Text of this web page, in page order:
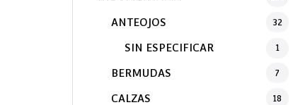
ANTEOJOS 32
SIN ESPECIFICAR 1
BERMUDAS 7
CALZAS 18